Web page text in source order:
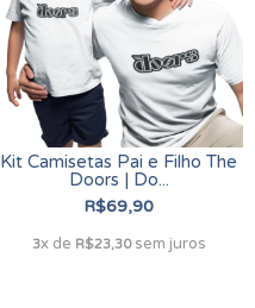
Kit Camisetas Pai e Filho The
Doors | Do...
R$69,90
3x de R$23,30sem juros